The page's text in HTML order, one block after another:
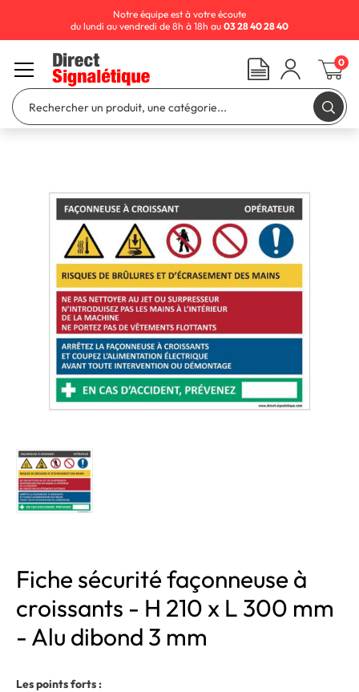
Fiche sécurité façonneuse à
croissants - H 210 x L 300 mm
- Alu dibond 3 mm
Les points forts :
Notre équipe est à votre écoute
du lundi au vendredi de 8h à 18h au 03 28 40 28 40
0